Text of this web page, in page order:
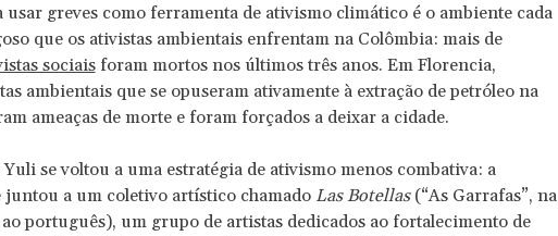
usar greves como ferramenta de ativismo climático é o ambiente cada
que os ativistas ambientais enfrentam na Colômbia: mais de
sociaisforam mortos nos últimos três anos. Em Florencia,
ambientais que se opuseram ativamente à extração de petróleo na
ameaças de morte e foram forçados a deixar a cidade.
se voltou a uma estratégia de ativismo menos combativa: a
juntou a um coletivo artístico chamado Las Botellas(“As Garrafas”, na
português), um grupo de artistas dedicados ao fortalecimento de